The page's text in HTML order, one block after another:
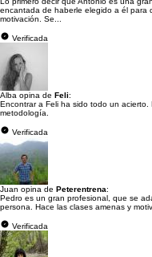
encantada de haberle elegido a él para
motivación. Se...
Verificada
Alba opina de Feli:
Encontrar a Feli ha sido todo un
metodología.
Verificada
Juan opina de Peterentrena:
Pedro es un gran profesional, que se
persona. Hace las clases amenas y
Verificada